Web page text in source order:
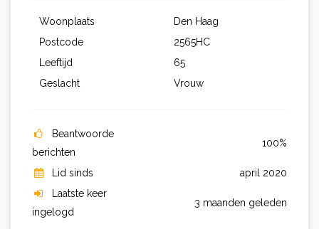
Woonplaats
Den Haag
Postcode
2565HC
Leeftijd
65
Geslacht
Vrouw
Beantwoorde
berichten
100%
Lid sinds
april 2020
Laatste keer
ingelogd
3 maanden geleden